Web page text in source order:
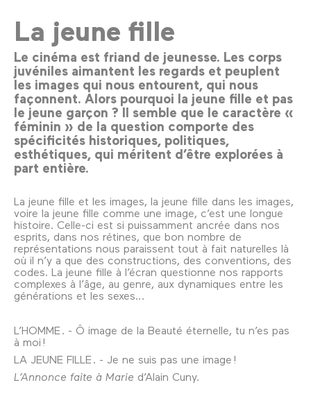
La jeune fille
Le cinéma est friand de jeunesse. Les corps
juvéniles aimantent les regards et peuplent
les images qui nous entourent, qui nous
façonnent. Alors pourquoi la jeune fille et pas
le jeune garçon ? Il semble que le caractère «
féminin » de la question comporte des
spécificités historiques, politiques,
esthétiques, qui méritent d’être explorées à
part entière.
La jeune fille et les images, la jeune fille dans les images,
voire la jeune fille comme une image, c’est une longue
histoire. Celle-ci est si puissamment ancrée dans nos
esprits, dans nos rétines, que bon nombre de
représentations nous paraissent tout à fait naturelles là
où il n’y a que des constructions, des conventions, des
codes. La jeune fille à l’écran questionne nos rapports
complexes à l’âge, au genre, aux dynamiques entre les
générations et les sexes...
L’HOMME . - Ô image de la Beauté éternelle, tu n’es pas
à moi !
LA JEUNE FILLE . - Je ne suis pas une image !
L’Annonce faite à Marie d’Alain Cuny.